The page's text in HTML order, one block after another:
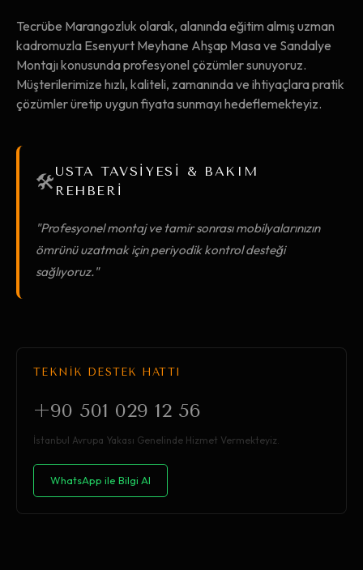
Tecrübe Marangozluk olarak, alanında eğitim almış uzman
kadromuzla Esenyurt Meyhane Ahşap Masa ve Sandalye
Montajı konusunda profesyonel çözümler sunuyoruz.
Müşterilerimize hızlı, kaliteli, zamanında ve ihtiyaçlara pratik
çözümler üretip uygun fiyata sunmayı hedeflemekteyiz.
🛠️USTA TAVSİYESİ & BAKIM
REHBERİ
"Profesyonel montaj ve tamir sonrası mobilyalarınızın
ömrünü uzatmak için periyodik kontrol desteği
sağlıyoruz."
TEKNİK DESTEK HATTI
+90 501 029 12 56
İstanbul Avrupa Yakası Genelinde Hizmet Vermekteyiz.
WhatsApp ile Bilgi Al